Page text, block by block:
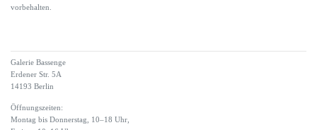
vorbehalten.
Galerie Bassenge
Erdener Str. 5A
14193 Berlin
Öffnungszeiten:
Montag bis Donnerstag, 10–18 Uhr,